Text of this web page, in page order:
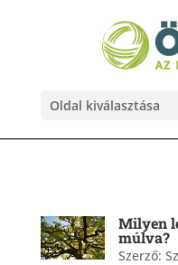
Oldal kiválasztása
Milyen
múlva?
Szerző: